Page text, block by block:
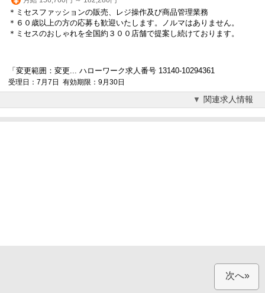
＊ミセス ファッションの販売、レジ操作及び商品管理業務
＊６０歳以上の方の応募も歓迎いたします。ノルマはありません。
＊ミセスのおしゃれを全国約３００店舗で提案し続けております。
「変更範囲：変更... ハローワーク求人番号 13140-10294361
受理日：7月7日 有効期限：9月30日
関連求人情報
次へ»